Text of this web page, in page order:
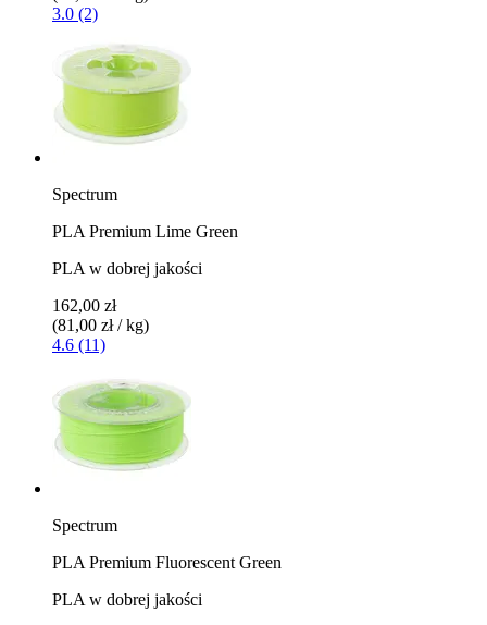
3.0 (2)
Spectrum
PLA Premium Lime Green
PLA w dobrej jakości
162,00 zł
(81,00 zł / kg)
4.6 (11)
Spectrum
PLA Premium Fluorescent Green
PLA w dobrej jakości